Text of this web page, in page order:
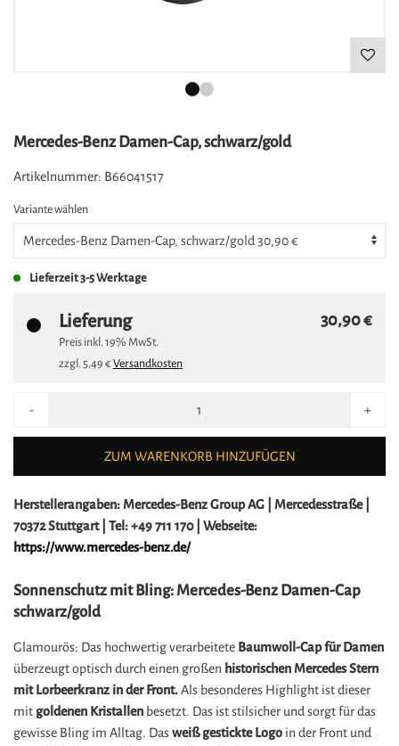
Mercedes-Benz Damen-Cap, schwarz/gold
Artikelnummer: B66041517
Variante wählen
Lieferzeit3-5 Werktage
Lieferung
Preis inkl.19% MwSt.
zzgl. 5,49 €Versandkosten
30,90 €
- +
ZUM WARENKORB HINZUFÜGEN
Herstellerangaben: Mercedes-Benz Group AG | Mercedesstraße |
70372 Stuttgart | Tel: +49 711 170 | Webseite:
https://www.mercedes-benz.de/
Sonnenschutz mit Bling: Mercedes-Benz Damen-Cap
schwarz/gold
Glamourös: Das hochwertig verarbeitete Baumwoll-Cap für Damen
überzeugt optisch durch einen großen historischen Mercedes Stern
mit Lorbeerkranz in der Front.Als besonderes Highlight ist dieser
mit goldenen Kristallen besetzt. Das ist stilsicher und sorgt für das
gewisse Bling im Alltag. Dasweiß gestickte Logo in der Front und